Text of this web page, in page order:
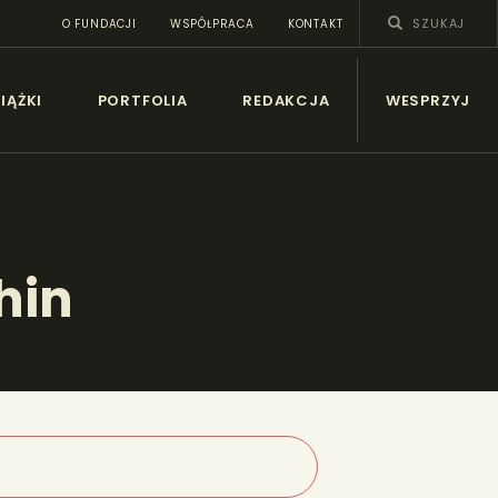
O FUNDACJI WSPÓŁPRACA KONTAKT
PORTFOLIA REDAKCJA WESPRZYJ